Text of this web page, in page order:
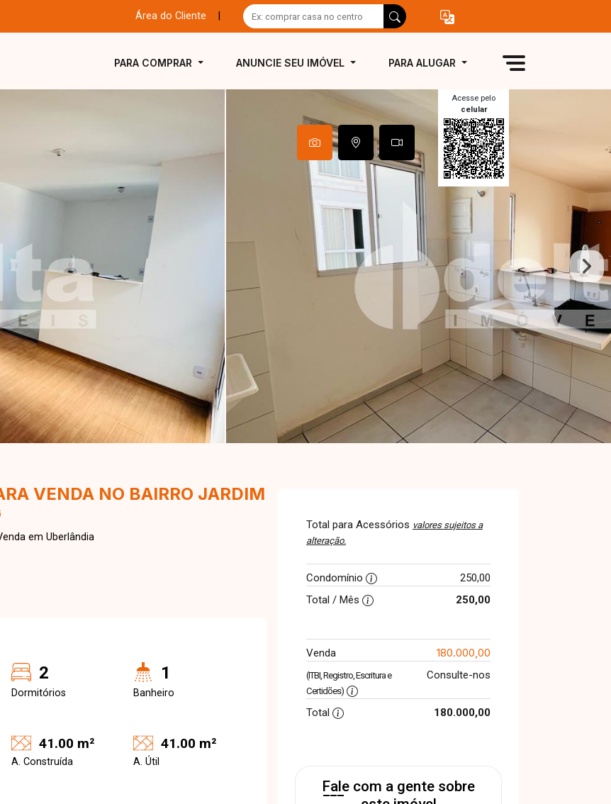
Área do Cliente
PARA COMPRAR ANUNCIE SEU IMÓVEL PARA ALUGAR
Acesse pelo
celular
VENDA NO BAIRRO JARDIM
em Uberlândia
2
Dormitórios
1
Banheiro
41.00 m²
A. Construída
41.00 m²
A. Útil
Total para Acessórios valores sujeitos a
alteração.
Condomínio
250,00
Total / Mês
250,00
Venda 180.000,00
(ITBI, Registro, Escritura e
Certidões)
Consulte-nos
Total 180.000,00
Fale com a gente sobre